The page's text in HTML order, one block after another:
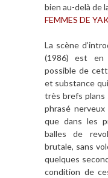
bien au-delà de
FEMMES DE
La scène
(1986) est en
possible de
et substance
très brefs plans
phrasé
que dans les
balles de
brutale, sans
quelques
condition de